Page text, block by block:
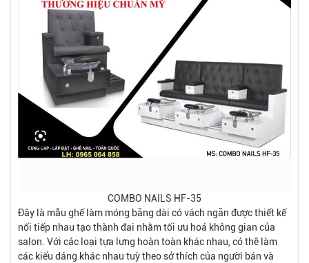
COMBO NAILS HF-35
Đây là mẫu ghế làm móng băng dài có vách ngăn được thiết kế
nối tiếp nhau tạo thành đai nhằm tối ưu hoá không gian của
salon. Với các loại tựa lưng hoàn toàn khác nhau, có thê làm
các kiểu dáng khác nhau tuỳ theo sở thích của người bán và